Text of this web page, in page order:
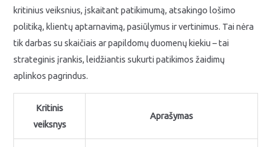
kritinius veiksnius, įskaitant patikimumą, atsakingo lošimo
politiką, klientų aptarnavimą, pasiūlymus ir vertinimus. Tai nėra
tik darbas su skaičiais ar papildomų duomenų kiekiu – tai
strateginis įrankis, leidžiantis sukurti patikimos žaidimų
aplinkos pagrindus.
Kritinis
veiksnys
Aprašymas